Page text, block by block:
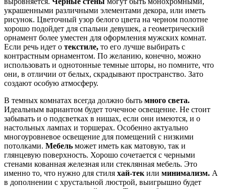
украшенными различными элементами декора, или иметь
рисунок. Цветочный узор белого цвета на черном полотне
хорошо подойдет для спальни девушек, а геометрический
орнамент более уместен для оформления мужских комнат.
Если речь идет о текстиле, то его лучше выбирать с
контрастным орнаментом. По желанию, конечно, можно
использовать и однотонные темные шторы, но помните, что
они, в отличии от белых, скрадывают пространство. Зато
создают особую атмосферу.
В темных комнатах всегда должно быть много света.
Идеальным вариантом будет точечное освещение. Не стоит
забывать и о подсветках в нишах, если они имеются, и о
настольных лампах и торшерах. Особенно актуально
многоуровневое освещение для помещений с низкими
потолками. Мебель может иметь как матовую, так и
глянцевую поверхность. Хорошо сочетается с черными
стенами кованная железная или стеклянная мебель. Это
именно то, что нужно для стиля хай-тек или минимализм. А
в дополнении с хрустальной люстрой, выигрышно будет